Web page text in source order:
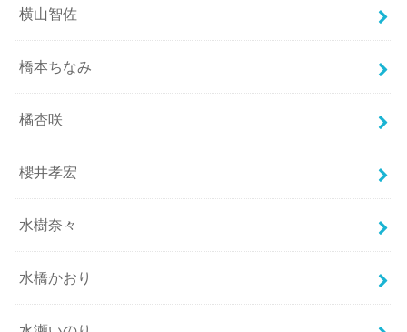
横山智佐
橋本ちなみ
橘杏咲
櫻井孝宏
水樹奈々
水橋かおり